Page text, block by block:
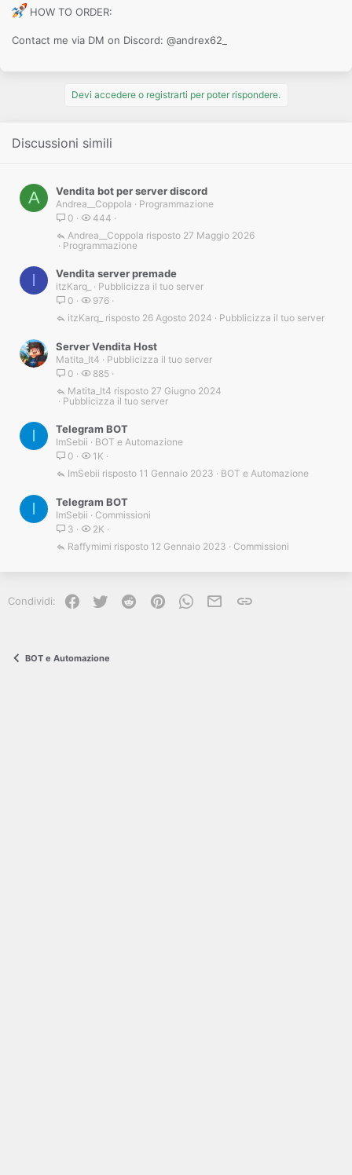
HOW TO ORDER:
Contact me via DM on Discord: @andrex62_
Devi accedere o registrarti per poter rispondere.
Discussioni simili
A Vendita bot per server discord
Andrea__Coppola
Programmazione
0
444
Programmazione
27 Maggio 2026
Andrea__Coppola
I Vendita server premade
itzKarq_
Pubblicizza il tuo server
0
976
Pubblicizza il tuo server
26 Agosto 2024
itzKarq_
Server Vendita Host
Matita_It4
Pubblicizza il tuo server
0
885
Pubblicizza il tuo server
27 Giugno 2024
Matita_It4
I Telegram BOT
ImSebii
BOT e Automazione
0
1K
BOT e Automazione
11 Gennaio 2023
ImSebii
I Telegram BOT
ImSebii
Commissioni
3
2K
Commissioni
12 Gennaio 2023
Raffymimi
Condividi: Facebook
Twitter Reddit PinterestWhatsApp
e-mailLink
BOT e Automazione